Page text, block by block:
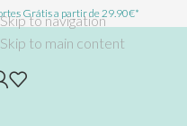
Skip to navigation
Skip to main content
Grátis a partir de 29.90€*